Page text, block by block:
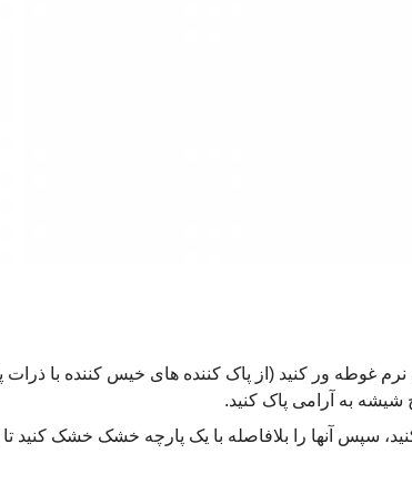
غوطه ور کنید (از پاک کننده های خیس کننده با ذرات
به آرامی پاک کنید.
سپس آنها را بلافاصله با یک پارچه خشک خشک کنید